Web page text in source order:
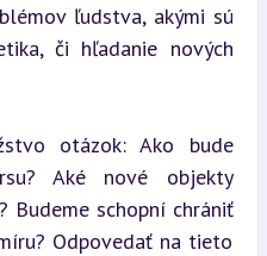
ľudstva, akými sú
či hľadanie nových
otázok: Ako bude
Aké nové objekty
Budeme schopní chrániť
Odpovedať na tieto